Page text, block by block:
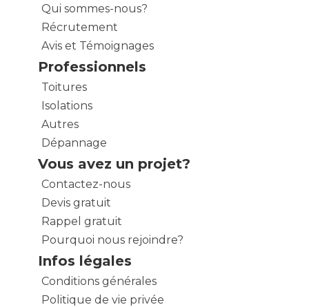
Qui sommes-nous?
Récrutement
Avis et Témoignages
Professionnels
Toitures
Isolations
Autres
Dépannage
Vous avez un projet?
Contactez-nous
Devis gratuit
Rappel gratuit
Pourquoi nous rejoindre?
Infos légales
Conditions générales
Politique de vie privée